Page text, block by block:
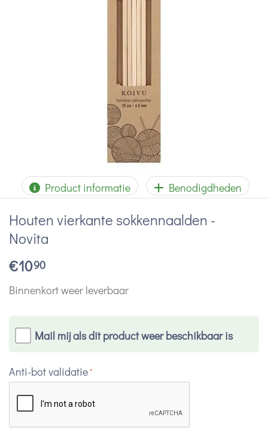
Product informatie Benodigdheden
Houten vierkante sokkennaalden -
Novita
€1090
Binnenkort weer leverbaar
Mail mij als dit product weer beschikbaar is
Anti-bot validatie